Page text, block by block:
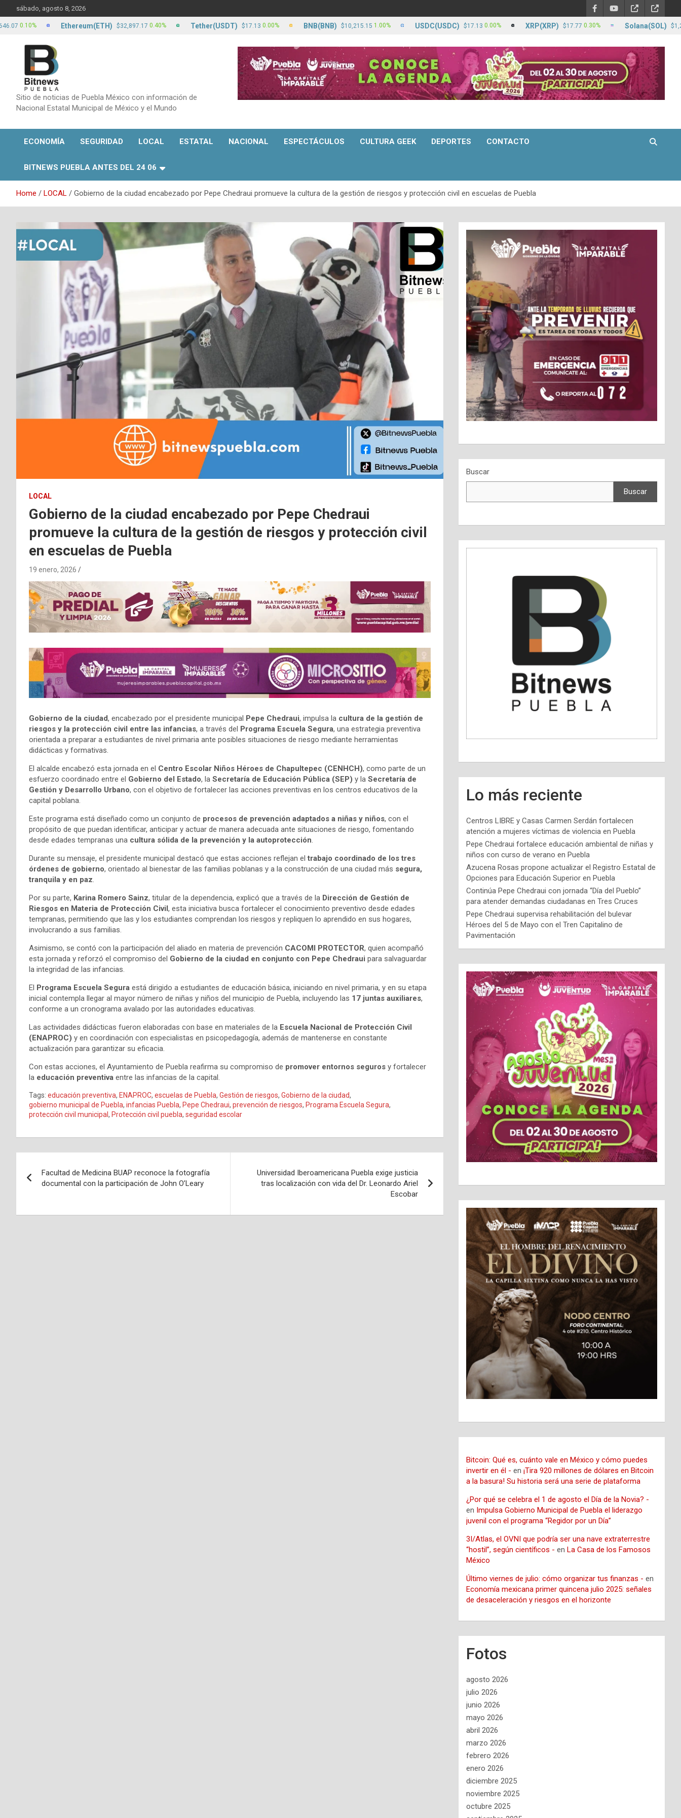
to
content
sábado, agosto 8, 2026
Sitio de noticias de Puebla México con información de
Nacional Estatal Municipal de México y el Mundo
ECONOMÍA SEGURIDAD LOCAL ESTATAL NACIONAL ESPECTÁCULOS CULTURA GEEK DEPORTES CONTACTO
BITNEWS PUEBLA ANTES DEL 24 06
Home LOCAL Gobierno de la ciudad encabezado por Pepe Chedraui promueve la cultura de la gestión de riesgos y protección civil en escuelas de Puebla
LOCAL
Gobierno de la ciudad encabezado por Pepe Chedraui
promueve la cultura de la gestión de riesgos y protección civil
en escuelas de Puebla
19 enero, 2026
Gobierno de la ciudad, encabezado por el presidente municipal Pepe Chedraui, impulsa la cultura de la gestión de
riesgos y la protección civil entre las infancias, a través del Programa Escuela Segura, una estrategia preventiva
orientada a preparar a estudiantes de nivel primaria ante posibles situaciones de riesgo mediante herramientas
didácticas y formativas.
El alcalde encabezó esta jornada en el Centro Escolar Niños Héroes de Chapultepec (CENHCH), como parte de un
esfuerzo coordinado entre el Gobierno del Estado, la Secretaría de Educación Pública (SEP) y la Secretaría de
Gestión y Desarrollo Urbano, con el objetivo de fortalecer las acciones preventivas en los centros educativos de la
capital poblana.
Este programa está diseñado como un conjunto de procesos de prevención adaptados a niñas y niños, con el
propósito de que puedan identificar, anticipar y actuar de manera adecuada ante situaciones de riesgo, fomentando
desde edades tempranas una cultura sólida de la prevención y la autoprotección.
Durante su mensaje, el presidente municipal destacó que estas acciones reflejan eltrabajo coordinado de los tres
órdenes de gobierno, orientado al bienestar de las familias poblanas y a la construcción de una ciudad más segura,
tranquila y en paz.
Por su parte, Karina Romero Sainz, titular de la dependencia, explicó que a través de la Dirección de Gestión de
Riesgos en Materia de Protección Civil , esta iniciativa busca fortalecer el conocimiento preventivo desde edades
tempranas, permitiendo que las y los estudiantes comprendan los riesgos y repliquen lo aprendido en sus hogares,
involucrando a sus familias.
Asimismo, se contó con la participación del aliado en materia de prevención CACOMI PROTECTOR, quien acompañó
esta jornada y reforzó el compromiso del Gobierno de la ciudad en conjunto con Pepe Chedraui para salvaguardar
la integridad de las infancias.
El Programa Escuela Segura está dirigido a estudiantes de educación básica, iniciando en nivel primaria, y en su etapa
inicial contempla llegar al mayor número de niñas y niños del municipio de Puebla, incluyendo las 17 juntas auxiliares,
conforme a un cronograma avalado por las autoridades educativas.
Las actividades didácticas fueron elaboradas con base en materiales de la Escuela Nacional de Protección Civil
(ENAPROC) y en coordinación con especialistas en psicopedagogía, además de mantenerse en constante
actualización para garantizar su eficacia.
Con estas acciones, el Ayuntamiento de Puebla reafirma su compromiso de promover entornos seguros y fortalecer
la educación preventiva entre las infancias de la capital.
Tags: educación preventiva, ENAPROC, escuelas de Puebla, Gestión de riesgos, Gobierno de la ciudad,
gobierno municipal de Puebla, infancias Puebla, Pepe Chedraui, prevención de riesgos, Programa Escuela Segura,
protección civil municipal, Protección civil puebla, seguridad escolar
de
Facultad de Medicina BUAP reconoce la fotografía
documental con la participación de John O’Leary
Universidad Iberoamericana Puebla exige justicia
tras localización con vida del Dr. Leonardo Ariel
Escobar
Buscar
Buscar
Lo más reciente
Centros LIBRE y Casas Carmen Serdán fortalecen
atención a mujeres víctimas de violencia en Puebla
Pepe Chedraui fortalece educación ambiental de niñas y
niños con curso de verano en Puebla
Azucena Rosas propone actualizar el Registro Estatal de
Opciones para Educación Superior en Puebla
Continúa Pepe Chedraui con jornada “Día del Pueblo”
para atender demandas ciudadanas en Tres Cruces
Pepe Chedraui supervisa rehabilitación del bulevar
Héroes del 5 de Mayo con el Tren Capitalino de
Pavimentación
Bitcoin: Qué es, cuánto vale en México y cómo puedes
invertir en él - en¡Tira 920 millones de dólares en Bitcoin
a la basura! Su historia será una serie de plataforma
¿Por qué se celebra el 1 de agosto el Día de la Novia? -
en Impulsa Gobierno Municipal de Puebla el liderazgo
juvenil con el programa “Regidor por un Día”
3I/Atlas, el OVNI que podría ser una nave extraterrestre
“hostil”, según científicos - enLa Casa de los Famosos
México
Último viernes de julio: cómo organizar tus finanzas - en
Economía mexicana primer quincena julio 2025: señales
de desaceleración y riesgos en el horizonte
Fotos
agosto 2026
julio 2026
junio 2026
mayo 2026
abril 2026
marzo 2026
febrero 2026
enero 2026
diciembre 2025
noviembre 2025
octubre 2025
Ethereum(ETH) $32,897.17 0.40% Tether(USDT) $17.13 0.00% BNB(BNB) $10,215.15 1.00% USDC(USDC) $17.13 0.00% XRP(XRP) $17.77 0.30% Solana(SOL) $1,294.14